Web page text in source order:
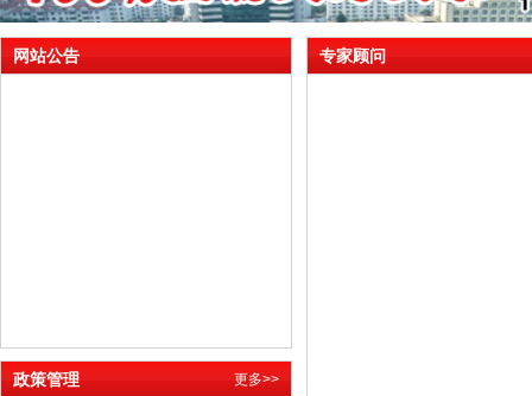
网站公告
政策管理 更多>>
专家顾问